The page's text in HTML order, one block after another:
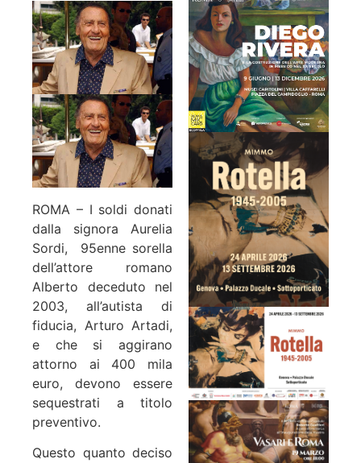
ROMA – I soldi donati
dalla signora Aurelia
Sordi, 95enne sorella
dell’attore romano
Alberto deceduto nel
2003, all’autista di
fiducia, Arturo Artadi,
e che si aggirano
attorno ai 400 mila
euro, devono essere
sequestrati a titolo
preventivo.
Questo quanto deciso